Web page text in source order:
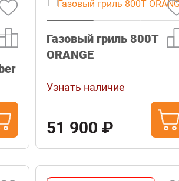
Газовый гриль 800Т
ORANGE
Узнать наличие
51 900 ₽